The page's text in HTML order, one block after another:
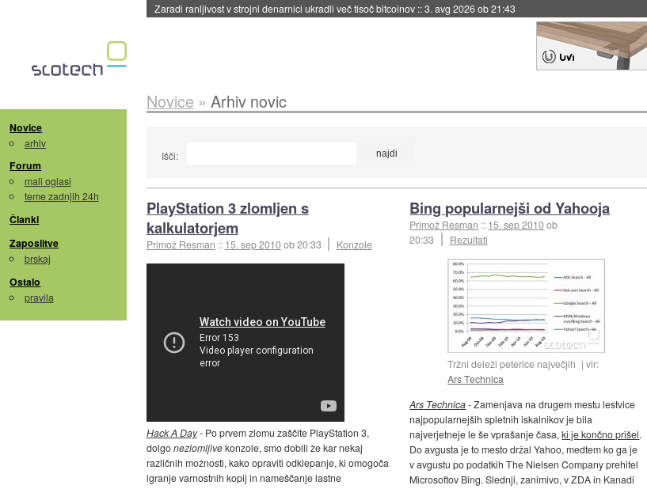
Zaradi ranljivost v strojni denarnici ukradli več tisoč bitcoinov ::3. avg 2026 ob 21:43
Novice
arhiv
Forum
mali oglasi
teme zadnjih 24h
Članki
Zaposlitve
brskaj
Ostalo
pravila
Novice » Arhiv novic
Išči:
PlayStation 3 zlomljen s
kalkulatorjem
Primož Resman :: 15. sep 2010ob 20:33 Konzole
Hack A Day- Po prvem zlomu zaščite PlayStation 3,
dolgonezlomljivekonzole, smo dobili že kar nekaj
različnih možnosti, kako opraviti odklepanje, ki omogoča
igranje varnostnih kopij in nameščanje lastne
Bing popularnejši od Yahooja
Primož Resman :: 15. sep 2010ob
20:33
Rezultati
Tržni deleži peterice največjih
vir:
Ars Technica
Ars Technica- Zamenjava na drugem mestu lestvice
najpopularnejših spletnih iskalnikov je bila
najverjetneje le še vprašanje časa,ki je končno prišel.
Do avgusta je to mesto držal Yahoo, medtem ko ga je
v avgustu po podatkih The Nielsen Company prehitel
Microsoftov Bing. Slednji, zanimivo, v ZDA in Kanadi